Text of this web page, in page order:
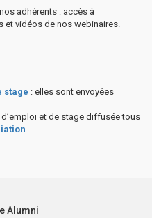
adhérents : accès à
et vidéos de nos webinaires.
stage : elles sont envoyées
et de stage diffusée tous
Alumni